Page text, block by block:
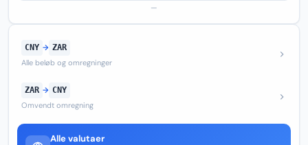
—
CNY → ZAR
Alle beløb og omregninger
ZAR → CNY
Omvendt omregning
Alle valutaer